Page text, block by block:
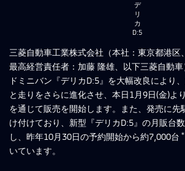
デ
リ
カ
D:5
三菱自動車工業株式会社（本社：東京都港区
最高経営責任者：加藤 隆雄、以下三菱自動
ドミニバン『デリカD:5』を大幅改良により
と走りをさらに進化させ、本日1月9日(金)よ
を通じて販売を開始します。また、発売に先
け付けており、新型『デリカD:5』の月販台
し、昨年10月30日の予約開始から約7,000台
いています。